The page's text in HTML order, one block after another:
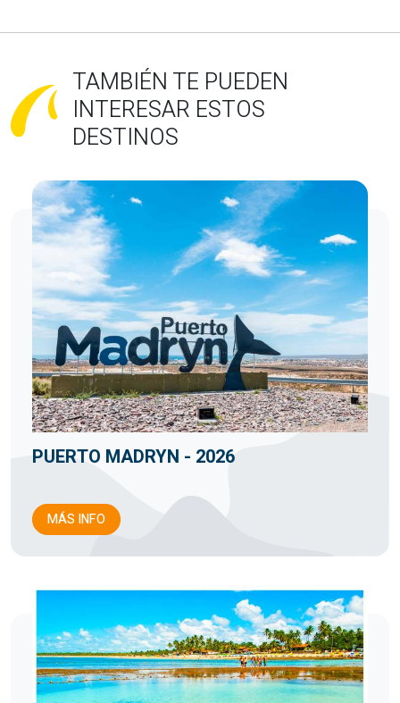
TAMBIÉN TE PUEDEN
INTERESAR ESTOS
DESTINOS
PUERTO MADRYN - 2026
MÁS INFO